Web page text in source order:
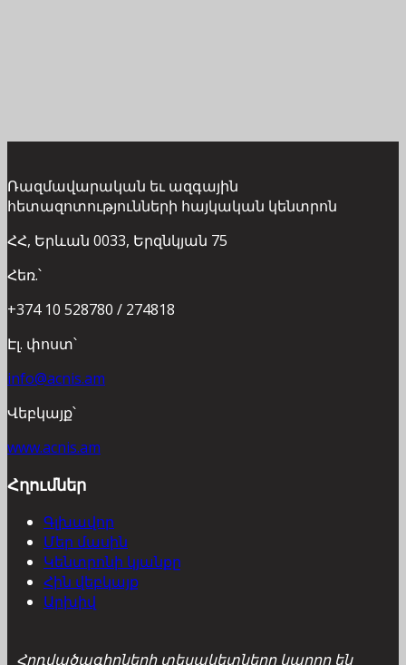
Ռազմավարական եւ ազգային
հետազոտությունների հայկական կենտրոն
ՀՀ, Երևան 0033, Երզնկյան 75
Հեռ.՝
+374 10 528780 / 274818
Էլ. փոստ՝
info@acnis.am
Վեբկայք՝
www.acnis.am
Հղումներ
Գլխավոր
Մեր մասին
Կենտրոնի կյանքը
Հին վեբկայք
Արխիվ
Հոդվածագիրների տեսակետները կարող են